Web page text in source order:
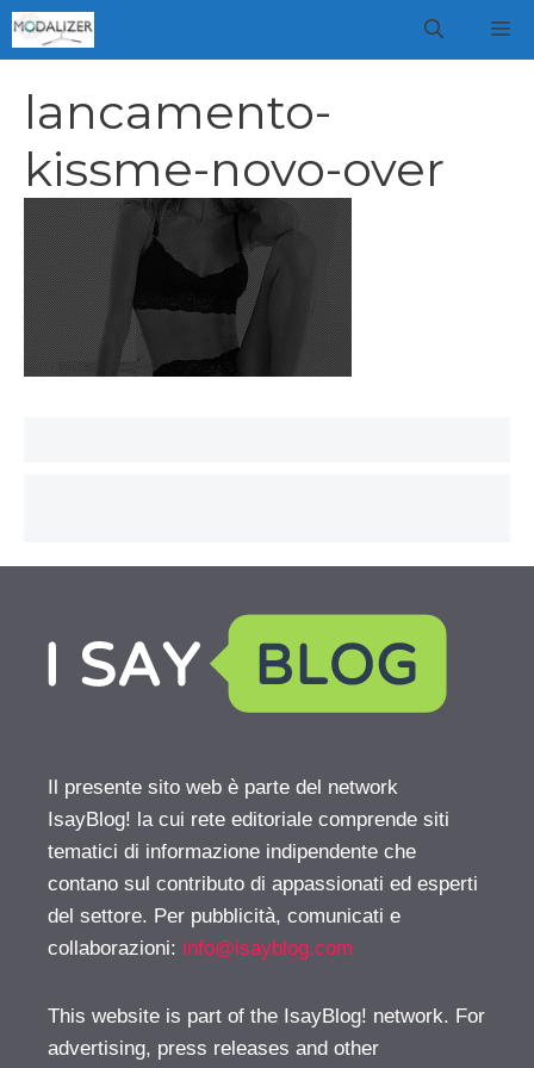
Vai
al
lancamento-
kissme-novo-over
Il presente sito web è parte del network
IsayBlog! la cui rete editoriale comprende siti
tematici di informazione indipendente che
contano sul contributo di appassionati ed esperti
del settore. Per pubblicità, comunicati e
collaborazioni: info@isayblog.com
This website is part of the IsayBlog! network. For
advertising, press releases and other